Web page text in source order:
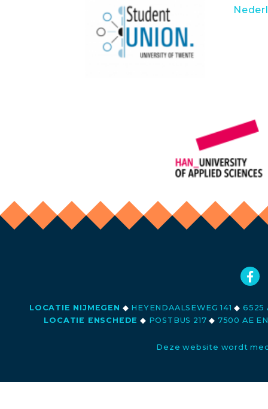
LOCATIE NIJMEGEN ◆ HEYENDAALSEWEG 141◆ 6525
LOCATIE ENSCHEDE ◆ POSTBUS 217◆ 7500 AE
Deze website wordt